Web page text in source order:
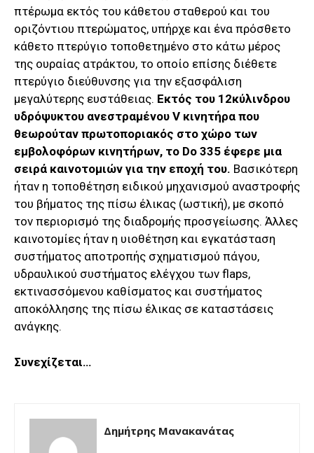
πτέρωμα εκτός του κάθετου σταθερού και του
οριζόντιου πτερώματος, υπήρχε και ένα πρόσθετο
κάθετο πτερύγιο τοποθετημένο στο κάτω μέρος
της ουραίας ατράκτου, το οποίο επίσης διέθετε
πτερύγιο διεύθυνσης για την εξασφάλιση
μεγαλύτερης ευστάθειας. Εκτός του 12κύλινδρου
υδρόψυκτου ανεστραμένου V κινητήρα που
θεωρούταν πρωτοποριακός στο χώρο των
εμβολοφόρων κινητήρων, το Do 335 έφερε μια
σειρά καινοτομιών για την εποχή του. Βασικότερη
ήταν η τοποθέτηση ειδικού μηχανισμού αναστροφής
του βήματος της πίσω έλικας (ωστική), με σκοπό
τον περιορισμό της διαδρομής προσγείωσης. Άλλες
καινοτομίες ήταν η υιοθέτηση και εγκατάσταση
συστήματος αποτροπής σχηματισμού πάγου,
υδραυλικού συστήματος ελέγχου των flaps,
εκτινασσόμενου καθίσματος και συστήματος
αποκόλλησης της πίσω έλικας σε καταστάσεις
ανάγκης.
Συνεχίζεται…
Δημήτρης Μανακανάτας